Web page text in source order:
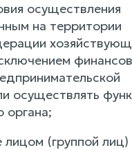
осуществления
на территории
осуществлять
органа;
лицом (группой